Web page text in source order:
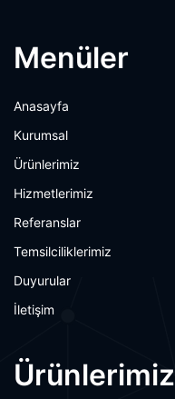
Menüler
Anasayfa
Kurumsal
Ürünlerimiz
Hizmetlerimiz
Referanslar
Temsilciliklerimiz
Duyurular
İletişim
Ürünlerimiz